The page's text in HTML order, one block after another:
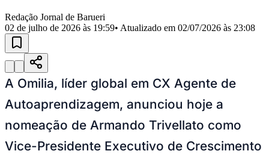
MilitarItapeviJandiraJardim Audir
CalifórniaJardim dos AltosJardim dos CamargosJardim
Esperança
Julio
MutingaJardim Paraíso
Luís
Jardim São Pedro
TupãJardim TupanciMutingaNova Aldeinha OsascoParque dos
CamargosParque ImperialParque Santa Luzia Parque VianaPirapora
do Bom JesusRecanto Phrynéa
Santana de
ParnaíbaSilveiraTamboréVale do SolVila Barros Vila Boa Vista
do CondeVila Engenho NovoVila MárciaVila Nossa Sra. da
Escada
Vila Porto
Votupoca
Para Sua Empresa
Redação Jornal de Barueri
02 de julho de 2026 às 19:59• Atualizado em 02/07/2026 às 23:08
A Omilia, líder global em CX Agente de
Autoaprendizagem, anunciou hoje a
nomeação de Armando Trivellato como
Vice-Presidente Executivo de Crescimento